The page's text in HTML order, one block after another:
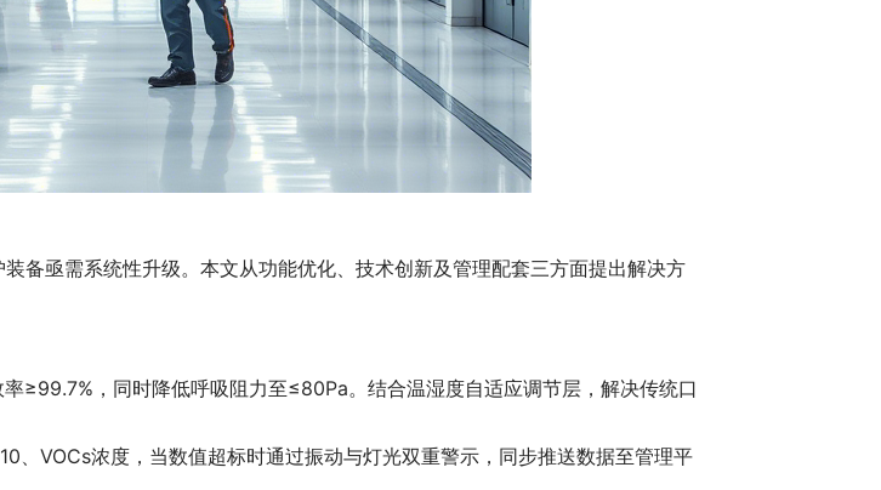
备亟需系统性升级。本文从功能优化、技术创新及管理配套三方面提出解决方
≥99.7%，同时降低呼吸阻力至≤80Pa。结合温湿度自适应调节层，解决传统口
、VOCs浓度，当数值超标时通过振动与灯光双重警示，同步推送数据至管理平